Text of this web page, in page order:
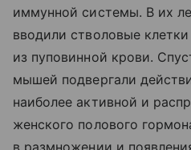
иммунной системы. В их
вводили стволовые
из пуповинной крови.
мышей подвергали
наиболее активной и
женского полового
в размножении и